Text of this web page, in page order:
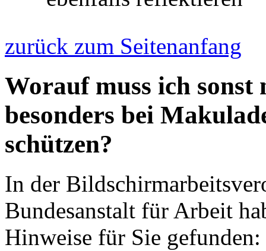
zurück zum Seitenanfang
Worauf muss ich sonst
besonders bei
schützen?
In der
Bundesanstalt für Arbeit
Hinweise für Sie gefunden: